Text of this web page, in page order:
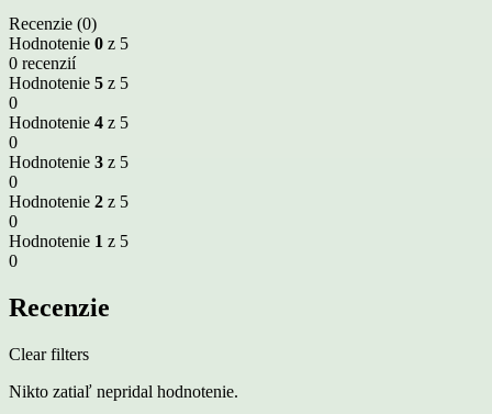
Recenzie (0)
Hodnotenie 0 z 5
0 recenzií
Hodnotenie 5 z 5
0
Hodnotenie 4 z 5
0
Hodnotenie 3 z 5
0
Hodnotenie 2 z 5
0
Hodnotenie 1 z 5
0
Recenzie
Clear filters
Nikto zatiaľ nepridal hodnotenie.